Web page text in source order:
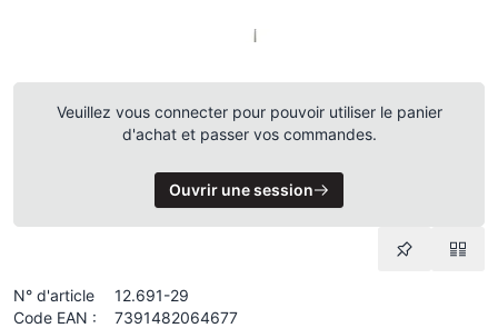
Veuillez vous connecter pour pouvoir utiliser le panier
d'achat et passer vos commandes.
Ouvrir une session
N° d'article
12.691-29
Code EAN :
7391482064677